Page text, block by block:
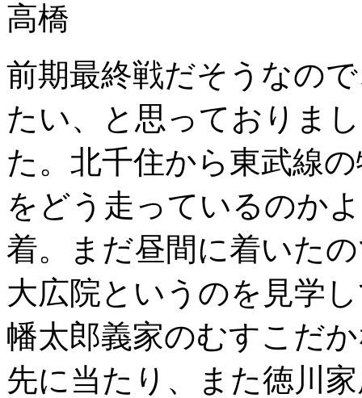
高橋
前期最終戦だそうなの
たい、と思っておりま
た。北千住から東武線
をどう走っているのか
着。まだ昼間に着いた
大広院というのを見学
幡太郎義家のむすこだ
先に当たり、また徳川